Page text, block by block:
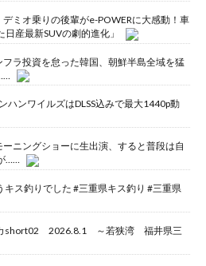
デミオ乗りの後輩がe-POWERに大感動！車
産最新SUVの劇的進化」
ラ投資を怠った韓国、朝鮮半島全域を猛
ハンワイルズはDLSS込みで最大1440p動
ニングショーに生出演、すると普段は自
……
ス釣りでした #三重県キス釣り #三重県
カshort02 2026.8.1 ～若狭湾 福井県三